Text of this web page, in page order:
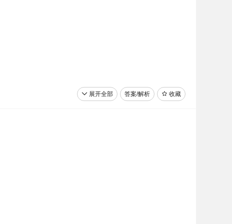
收藏
答案/解析
展开全部